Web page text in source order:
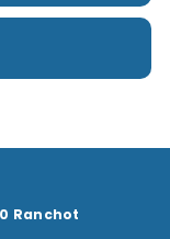
Ranchot